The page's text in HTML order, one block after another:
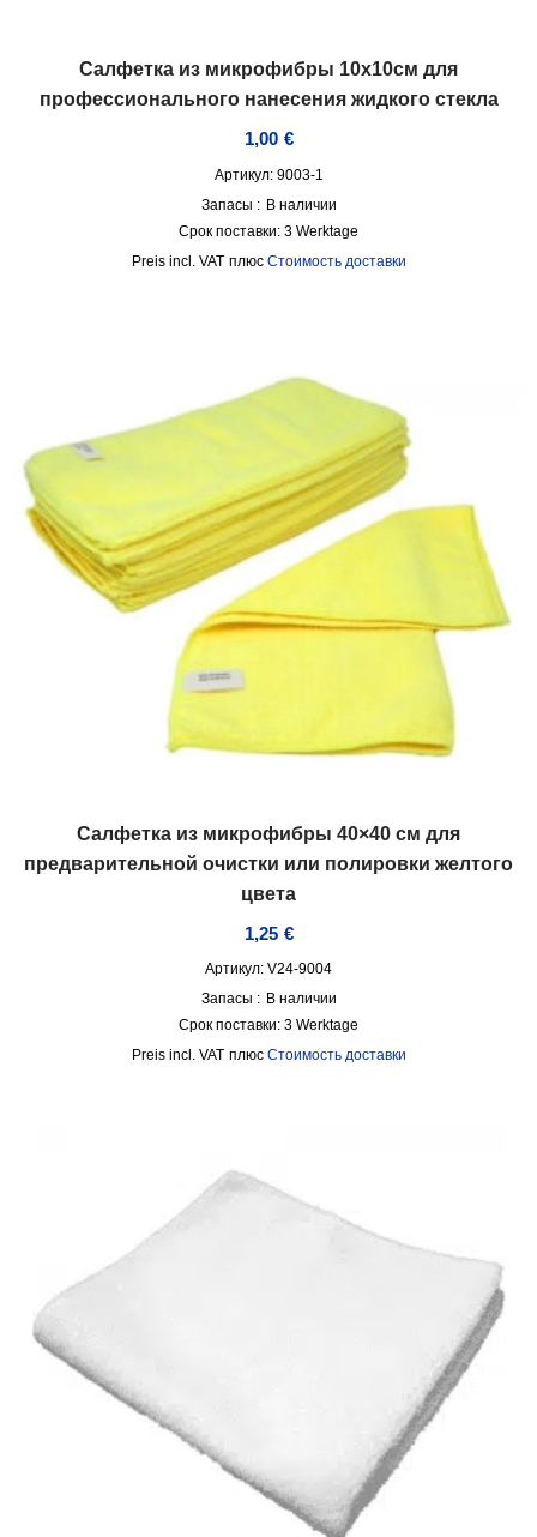
Салфетка из микрофибры 10х10см для
профессионального нанесения жидкого стекла
1,00 €
Артикул: 9003-1
Запасы : В наличии
Срок поставки: 3 Werktage
incl. VAT плюс Стоимость доставки
Салфетка из микрофибры 40×40 см для
предварительной очистки или полировки желтого
цвета
1,25 €
Артикул: V24-9004
Запасы : В наличии
Срок поставки: 3 Werktage
incl. VAT плюс Стоимость доставки